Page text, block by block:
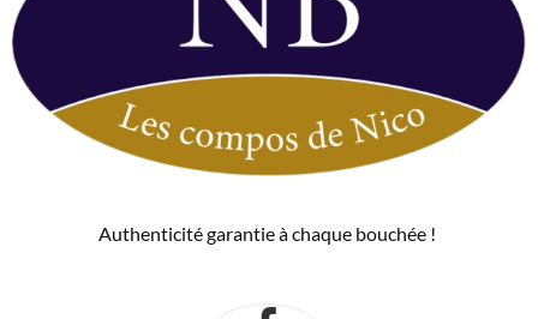
Authenticité garantie à chaque bouchée !